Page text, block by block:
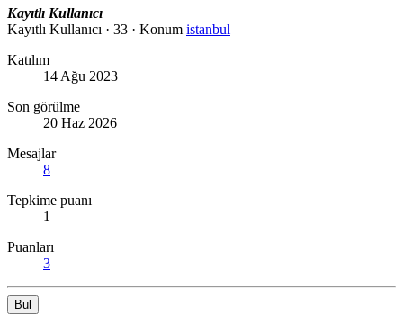
Kayıtlı Kullanıcı
Kayıtlı Kullanıcı · 33 · Konum istanbul
Katılım
14 Ağu 2023
Son görülme
20 Haz 2026
Mesajlar
8
Tepkime puanı
1
Puanları
3
Bul